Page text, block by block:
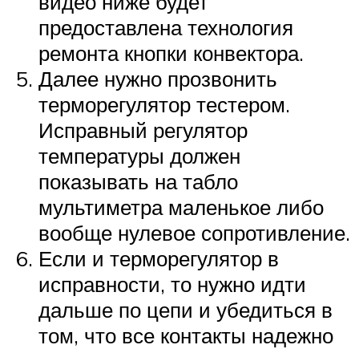
предоставлена технология
ремонта кнопки конвектора.
Далее нужно прозвонить
терморегулятор тестером.
Исправный регулятор
температуры должен
показывать на табло
мультиметра маленькое либо
вообще нулевое сопротивление.
Если и терморегулятор в
исправности, то нужно идти
дальше по цепи и убедиться в
том, что все контакты надежно